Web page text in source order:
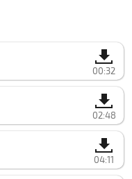
00:32
02:48
04:11